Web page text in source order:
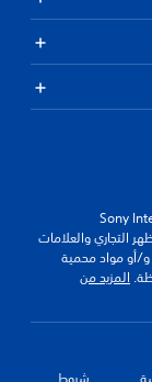
التجاري والعلامات
و/أو مواد محمية
المزيد من